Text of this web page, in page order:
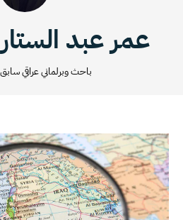
عمر عبد
باحث وبرلماني عراقي سابق